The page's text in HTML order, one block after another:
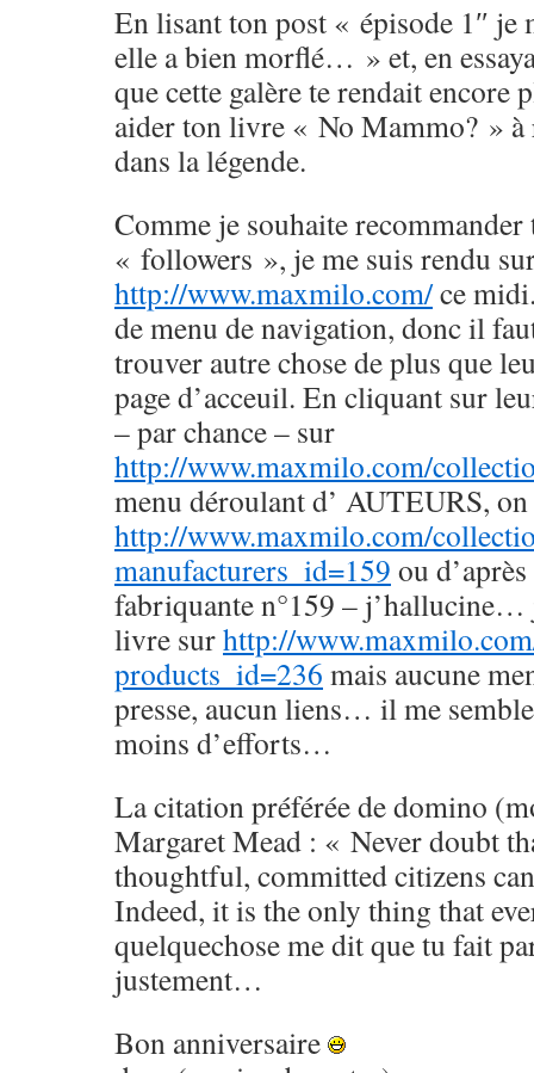
En lisant ton post « épisode 1″ je
elle a bien morflé… » et, en
que cette galère te rendait encore
aider ton livre « No Mammo? » à
dans la légende.
Comme je souhaite
« followers », je me suis rendu
http://www.maxmilo.com/ce
de menu de navigation, donc il
trouver autre chose de plus que
page d’acceuil. En cliquant sur
– par chance – sur
http://www.maxmilo.com/
menu déroulant d’ AUTEURS,
http://www.maxmilo.com/
manufacturers_id=159 ou
fabriquante n°159 – j’hallucine…
livre surhttp://
products_id=236 mais aucune
presse, aucun liens… il me
moins d’efforts…
La citation préférée de domino
Margaret Mead : « Never doubt
thoughtful, committed citizens
Indeed, it is the only thing that
quelquechose me dit que tu fait
justement…
Bon anniversaire